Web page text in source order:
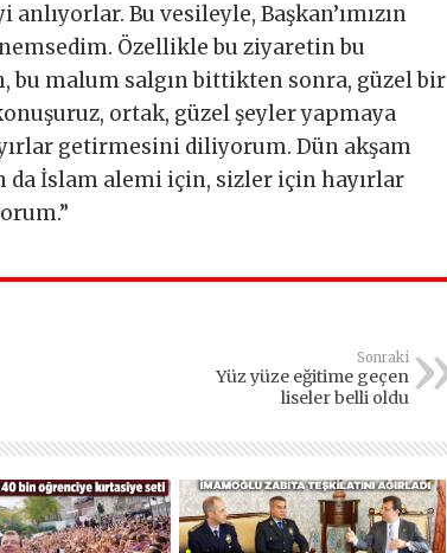
Bu vesileyle, Başkan’ımızın
Özellikle bu ziyaretin bu
bu malum salgın bittikten sonra, güzel bir
ortak, güzel şeyler yapmaya
getirmesini diliyorum. Dün akşam
da İslam alemi için, sizler için hayırlar
Sonraki
Yüz yüze eğitime geçen
liseler belli oldu